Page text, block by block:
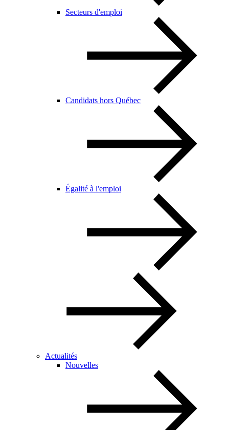
Secteurs d'emploi
Candidats hors Québec
Égalité à l'emploi
Actualités
Nouvelles